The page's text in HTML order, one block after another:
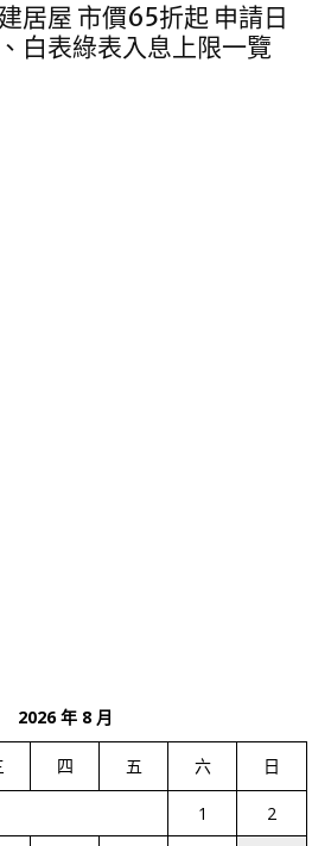
居屋 市價65折起 申請日
白表綠表入息上限一覽
2026 年 8 月
四 五 六 日
1
2